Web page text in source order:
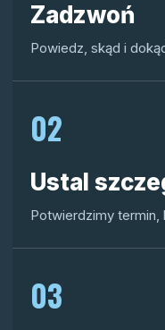
Zadzwoń
Powiedz, skąd i
02
Ustal
Potwierdzimy
03